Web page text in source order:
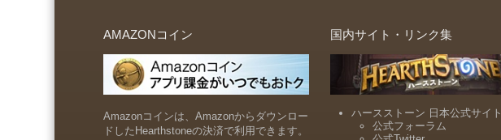
AMAZONコイン
Amazonコインは、Amazonからダウンロー
ドしたHearthstoneの決済で利用できます。
国内サイト・リンク集
ハースストーン 日本公式サイト
公式フォーラム